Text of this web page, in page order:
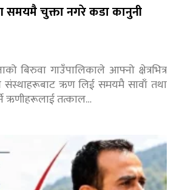
चुक्ता नगरे कडा कानुनी
बिरुवा गाउँपालिकाले आफ्नो क्षेत्रभित्र
संस्थाहरूबाट ऋण लिई समयमै सावाँ तथा
ऋणीहरूलाई तत्काल…